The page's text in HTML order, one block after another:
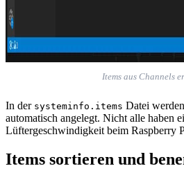
Items aus Channels
In der systeminfo.items Datei
automatisch angelegt. Nicht alle haben
Lüftergeschwindigkeit beim Raspberry
Items sortieren und